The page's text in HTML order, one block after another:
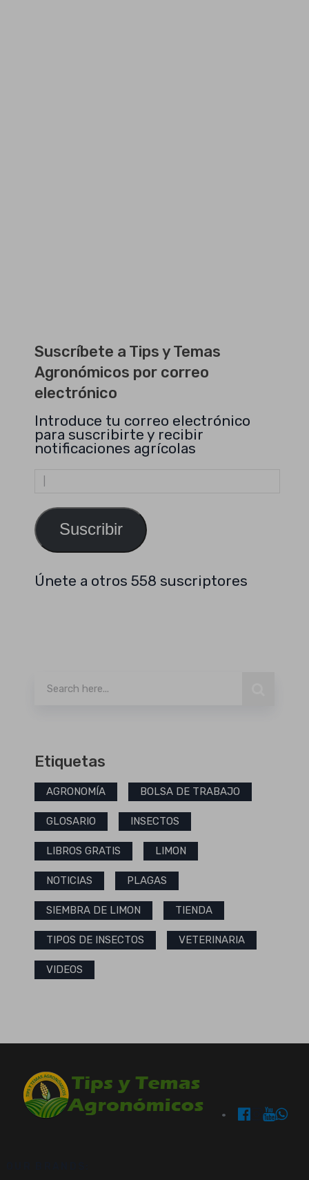
Suscríbete a Tips y Temas
Agronómicos por correo
electrónico
Introduce tu correo electrónico
para suscribirte y recibir
notificaciones agrícolas
Dirección
de
Suscribir
Únete a otros 558 suscriptores
Etiquetas
AGRONOMÍA BOLSA DE TRABAJO
GLOSARIO INSECTOS
LIBROS GRATIS LIMON
NOTICIAS PLAGAS
SIEMBRA DE LIMON TIENDA
TIPOS DE INSECTOS VETERINARIA
VIDEOS